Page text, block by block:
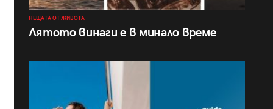
НЕЩАТА ОТ ЖИВОТА
Лятото винаги е в минало време